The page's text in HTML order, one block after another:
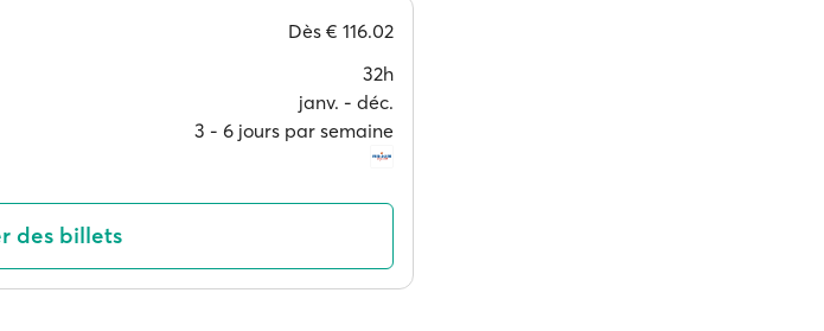
Dès € 116.02
32h
janv. ‐ déc.
3 ‐ 6 jours par semaine
des billets